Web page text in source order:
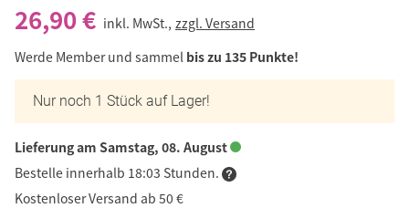
26,90 € inkl. MwSt., zzgl. Versand
Werde Member und sammel bis zu 135 Punkte!
Nur noch 1 Stück auf Lager!
Lieferung am Samstag, 08. August
Bestelle innerhalb 18:03 Stunden.
Kostenloser Versand ab 50 €